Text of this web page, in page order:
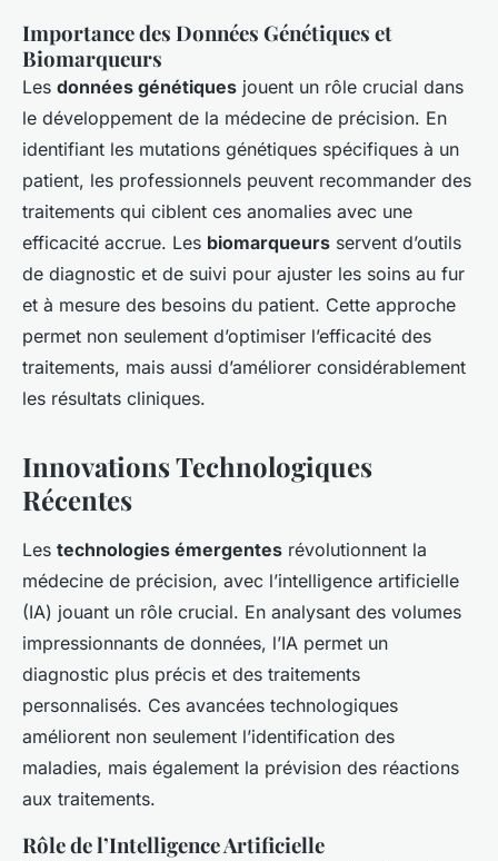
Importance des Données Génétiques et
Biomarqueurs
Les données génétiques jouent un rôle crucial dans
le développement de la médecine de précision. En
identifiant les mutations génétiques spécifiques à un
patient, les professionnels peuvent recommander des
traitements qui ciblent ces anomalies avec une
efficacité accrue. Les biomarqueurs servent d’outils
de diagnostic et de suivi pour ajuster les soins au fur
et à mesure des besoins du patient. Cette approche
permet non seulement d’optimiser l’efficacité des
traitements, mais aussi d’améliorer considérablement
les résultats cliniques.
Innovations Technologiques
Récentes
Les technologies émergentes révolutionnent la
médecine de précision, avec l’intelligence artificielle
(IA) jouant un rôle crucial. En analysant des volumes
impressionnants de données, l’IA permet un
diagnostic plus précis et des traitements
personnalisés. Ces avancées technologiques
améliorent non seulement l’identification des
maladies, mais également la prévision des réactions
aux traitements.
Rôle de l’Intelligence Artificielle